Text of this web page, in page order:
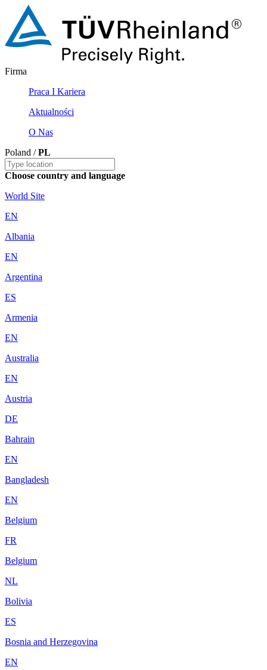
Firma
Praca I Kariera
Aktualności
O Nas
Poland /PL
Choose country and language
World Site
EN
Albania
EN
Argentina
ES
Armenia
EN
Australia
EN
Austria
DE
Bahrain
EN
Bangladesh
EN
Belgium
FR
Belgium
NL
Bolivia
ES
Bosnia and Herzegovina
EN